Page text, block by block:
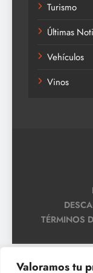
Valoramos tu
Turismo
Últimas
Vehículos
Vinos
TÉRMINOS